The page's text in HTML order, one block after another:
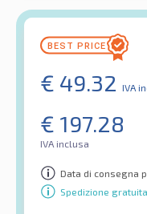
€ 49.32 IVA
€ 197.28
IVA inclusa
Data di consegna
Spedizione gratuita